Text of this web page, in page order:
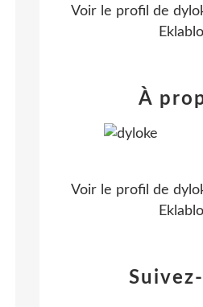
Voir le profil de
À
Voir le profil de